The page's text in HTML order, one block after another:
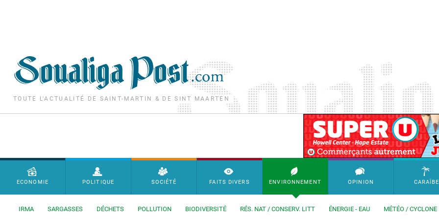
TOUTE L'ACTUALITÉ DE SAINT-MARTIN & DE SINT MAARTEN
SimpleAds Block Bannière
Menu principal
ECONOMIE POLITIQUE SOCIÉTÉ FAITS DIVERS ENVIRONNEMENT
IRMA SARGASSES DÉCHETS POLLUTION BIODIVERSITÉ RÉS. NAT / CONSERV. LITT ÉNERGIE - EAU MÉTÉO / CYCLONE
OPINION CARAÏBE